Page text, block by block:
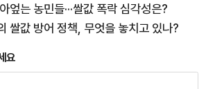
는 농민들···쌀값 폭락 심각성은?
값 방어 정책, 무엇을 놓치고 있나?
요